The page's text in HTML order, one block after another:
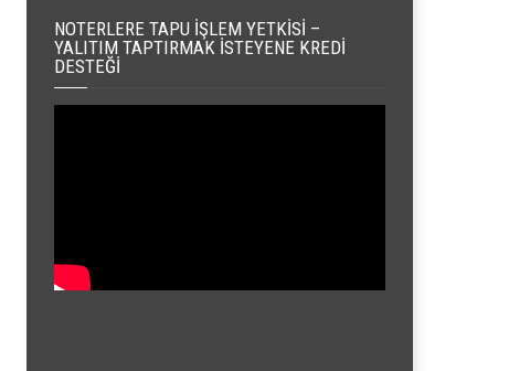
NOTERLERE TAPU İŞLEM YETKISI –
YALITIM TAPTIRMAK İSTEYENE KREDI
DESTEĞI